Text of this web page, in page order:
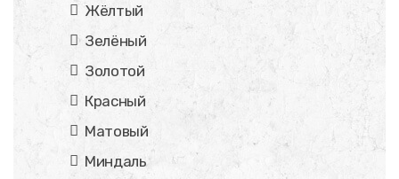
Жёлтый
Зелёный
Золотой
Красный
Матовый
Миндаль